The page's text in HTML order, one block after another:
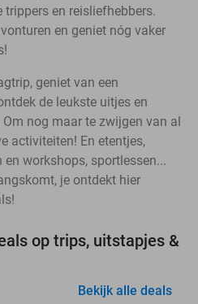
en reisliefhebbers.
en geniet nóg vaker
geniet van een
de leukste uitjes en
Om nog maar te zwijgen van al
activiteiten! En etentjes,
workshops, sportlessen...
je ontdekt hier
op trips, uitstapjes &
Bekijk alle deals